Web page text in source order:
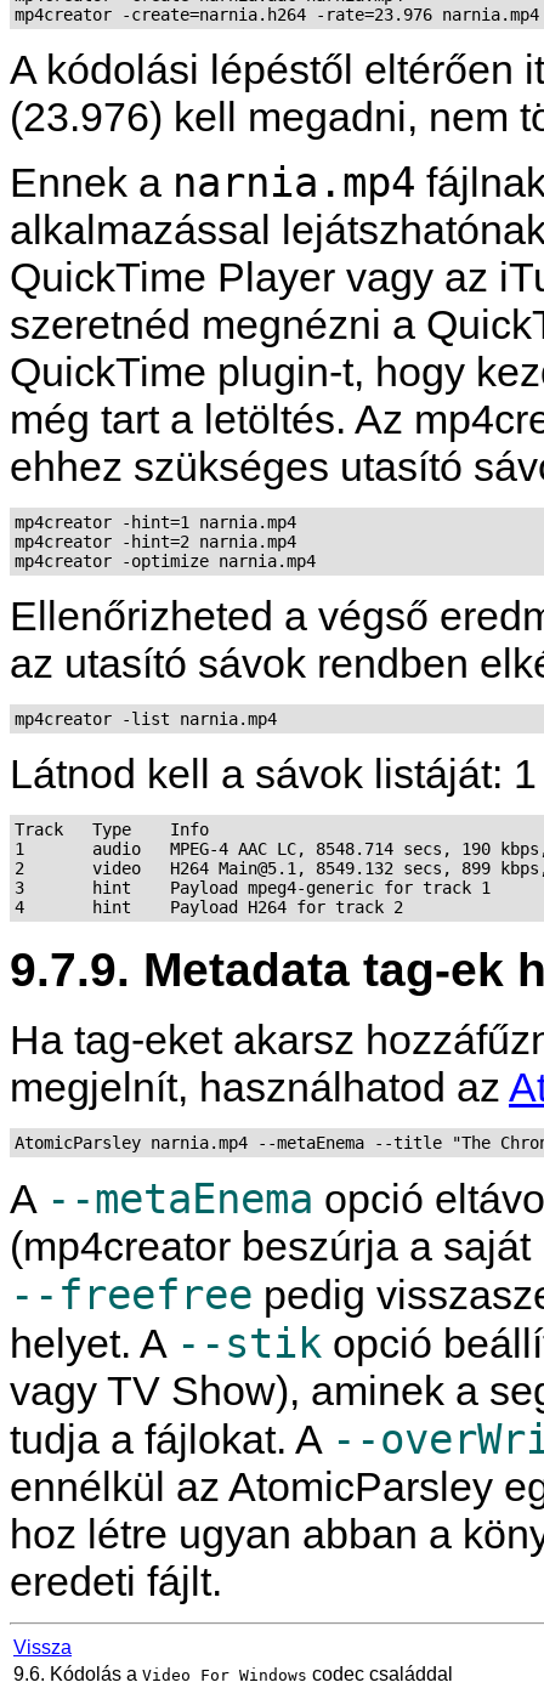
mp4creator -create=narnia.h264 -rate=23.976 narnia.mp4
A kódolási lépéstől eltérően
(23.976) kell megadni, nem
Ennek a narnia.mp4
alkalmazással
QuickTime Player vagy az
szeretnéd megnézni a
QuickTime plugin-t, hogy
még tart a letöltés. Az
ehhez szükséges utasító
mp4creator -hint=1 narnia.mp4
mp4creator -hint=2 narnia.mp4
mp4creator -optimize narnia.mp4
Ellenőrizheted a végső
az utasító sávok rendben
mp4creator -list narnia.mp4
Látnod kell a sávok listáját:
Track   Type    Info
1       audio   MPEG-4 AAC LC, 8548.714 secs, 190
2       video   H264 Main@5.1, 8549.132 secs, 899 kbps,
3       hint    Payload mpeg4-generic for track 1
9.7.9. Metadata tag-ek
Ha tag-eket akarsz
megjelnít, használhatod az
AtomicParsley narnia.mp4 --metaEnema --title "The
A --metaEnema opció
(mp4creator beszúrja a
--freefree pedig
helyet. A --stik opció
vagy TV Show), aminek a
tudja a fájlokat. A --
ennélkül az AtomicParsley
hoz létre ugyan abban a
eredeti fájlt.
Vissza
9.6. Kódolás a Video For Windows codec családdal